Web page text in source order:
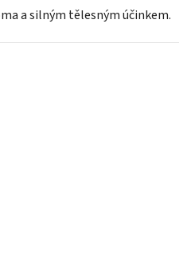
a silným tělesným účinkem.